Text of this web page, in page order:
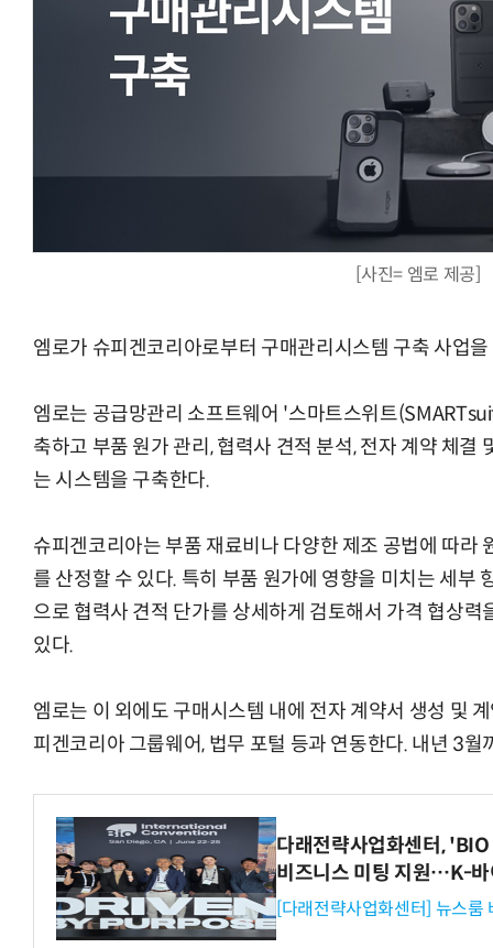
[사진= 엠로 제공]
엠로가 슈피겐코리아로부터 구매관리시스템 구축 사업
엠로는 공급망관리 소프트웨어 '스마트스위트
축하고 부품 원가 관리, 협력사 견적 분석, 전자 계약 체결
는 시스템을 구축한다.
슈피겐코리아는 부품 재료비나 다양한 제조 공법에 따라
를 산정할 수 있다. 특히 부품 원가에 영향을 미치는 세부
으로 협력사 견적 단가를 상세하게 검토해서 가격 협상력
있다.
엠로는 이 외에도 구매시스템 내에 전자 계약서 생성 및
피겐코리아 그룹웨어, 법무 포털 등과 연동한다. 내년 3
다래전략사업화센터,
비즈니스 미팅 지원…K-바
[다래전략사업화센터] 뉴스룸